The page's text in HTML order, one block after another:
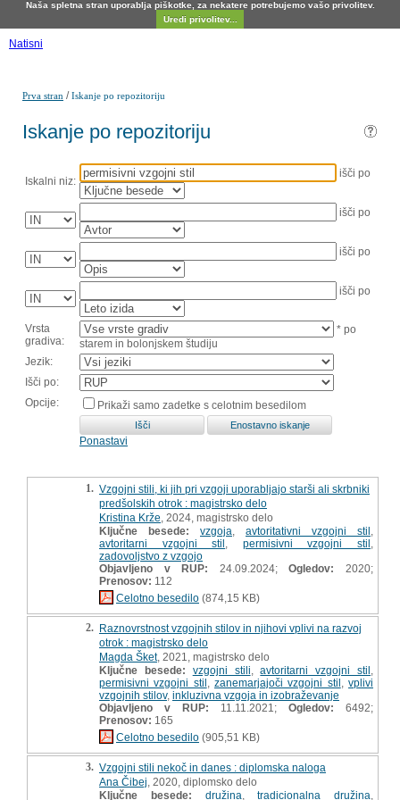
Naša spletna stran uporablja piškotke, za nekatere potrebujemo vašo privolitev.
Uredi privolitev...
Natisni
Prva stran /Iskanje po repozitoriju
Iskanje po repozitoriju
Iskalni niz:
išči po
išči po
išči po
išči po
Vrsta
gradiva:
* po
starem in bolonjskem študiju
Jezik:
Išči po:
Opcije:
Prikaži samo zadetke s celotnim besedilom
Ponastavi
1. Vzgojni stili, ki jih pri vzgoji uporabljajo starši ali skrbniki
predšolskih otrok : magistrsko delo
Kristina Krže , 2024, magistrsko delo
Ključne besede:
vzgoja avtoritativni vzgojni stil
avtoritarni vzgojni stil
permisivni vzgojni stil
zadovoljstvo z vzgojo
Objavljeno v RUP: 24.09.2024;Ogledov:
2020;
Prenosov: 112
Celotno besedilo (874,15 KB)
2. Raznovrstnost vzgojnih stilov in njihovi vplivi na razvoj
otrok : magistrsko delo
Magda Šket, 2021, magistrsko delo
Ključne besede:
vzgojni stili ,avtoritarni vzgojni stil
permisivni vzgojni stil ,zanemarjajoči vzgojni stil ,vplivi
vzgojnih stilov, inkluzivna vzgoja in izobraževanje
Objavljeno v RUP: 11.11.2021; Ogledov: 6492;
Prenosov: 165
Celotno besedilo (905,51 KB)
3. Vzgojni stili nekoč in danes : diplomska naloga
Ana Čibej , 2020, diplomsko delo
Ključne besede:
družina ,tradicionalna družina